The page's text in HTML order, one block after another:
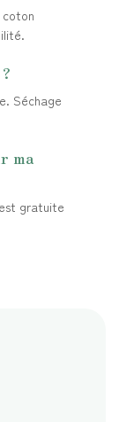
Séchage
ma
gratuite